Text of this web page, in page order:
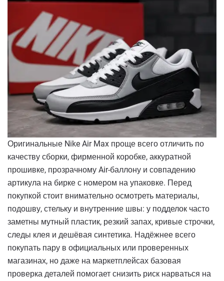
Оригинальные Nike Air Max проще всего отличить по
качеству сборки, фирменной коробке, аккуратной
прошивке, прозрачному Air-баллону и совпадению
артикула на бирке с номером на упаковке. Перед
покупкой стоит внимательно осмотреть материалы,
подошву, стельку и внутренние швы: у подделок часто
заметны мутный пластик, резкий запах, кривые строчки,
следы клея и дешёвая синтетика. Надёжнее всего
покупать пару в официальных или проверенных
магазинах, но даже на маркетплейсах базовая
проверка деталей помогает снизить риск нарваться на